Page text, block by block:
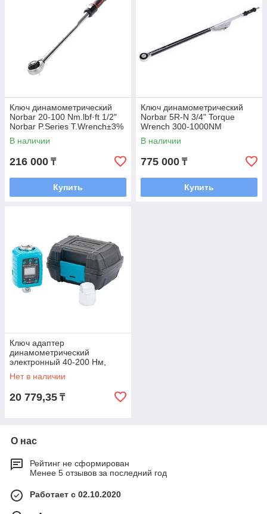
Ключ динамометрический
Norbar 20-100 Nm.lbf·ft 1/2"
Norbar P.Series T.Wrench±3%
В наличии
216 000 ₸
Купить
Ключ динамометрический
Norbar 5R-N 3/4" Torque
Wrench 300-1000NM
В наличии
775 000 ₸
Купить
Ключ адаптер
динамометрический
электронный 40-200 Нм,
1/2"// Gross
Нет в наличии
20 779,35 ₸
О нас
Рейтинг не сформирован
Менее 5 отзывов за последний год
Работает с 02.10.2020